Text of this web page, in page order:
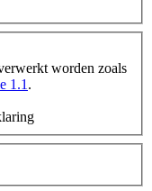
worden zoals
1.1 .